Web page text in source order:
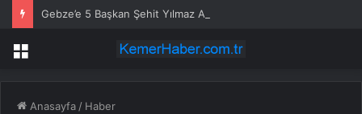
Gebze’e 5 Başkan Şehit Yılmaz Argon Caddesi’nde
Menü
Anasayfa / Haber